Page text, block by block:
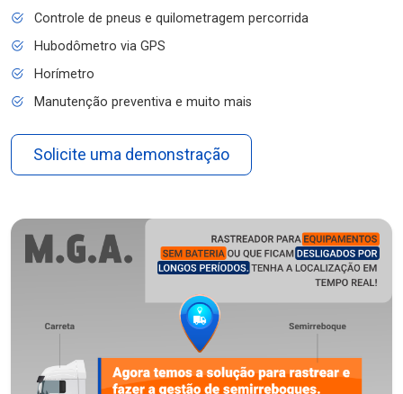
Controle de pneus e quilometragem percorrida
Hubodômetro via GPS
Horímetro
Manutenção preventiva e muito mais
Solicite uma demonstração